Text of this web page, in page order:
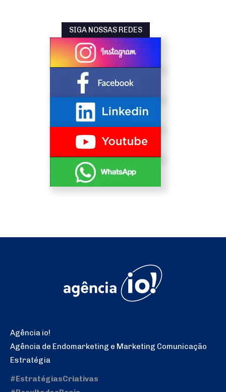
SIGA NOSSAS REDES
Agência io!
Agência de Endomarketing e Marketing Comunicação
Estratégia
#EstratégiasCriativas